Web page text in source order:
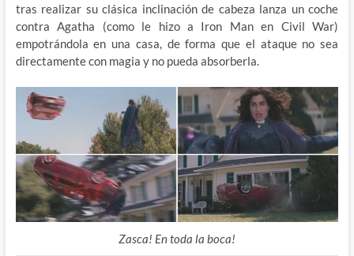
tras realizar su clásica inclinación de cabeza lanza un coche
contra Agatha (como le hizo a Iron Man en Civil War)
empotrándola en una casa, de forma que el ataque no sea
directamente con magia y no pueda absorberla.
Zasca! En toda la boca!